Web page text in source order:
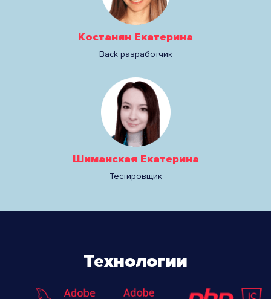
Костанян Екатерина
Back разработчик
Шиманская Екатерина
Тестировщик
Технологии